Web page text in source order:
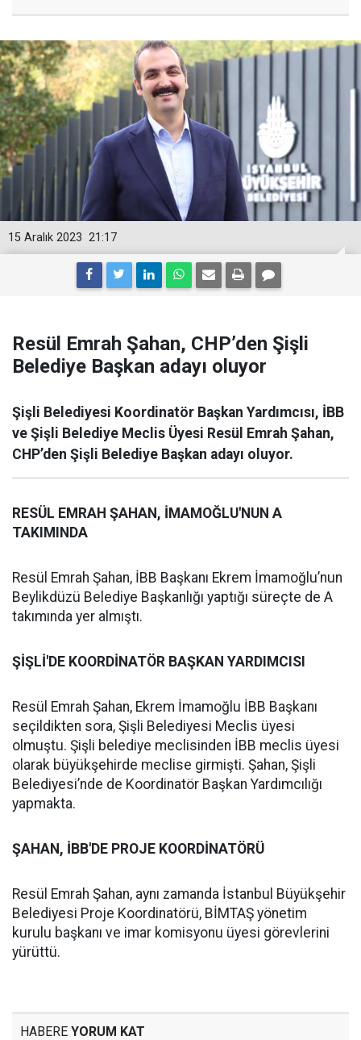
21:17
15 Aralık 2023
Resül Emrah Şahan, CHP’den Şişli
Belediye Başkan adayı oluyor
Şişli Belediyesi Koordinatör Başkan Yardımcısı, İBB
ve Şişli Belediye Meclis Üyesi Resül Emrah Şahan,
CHP’den Şişli Belediye Başkan adayı oluyor.
RESÜL EMRAH ŞAHAN, İMAMOĞLU'NUN A
TAKIMINDA
Resül Emrah Şahan, İBB Başkanı Ekrem İmamoğlu’nun
Beylikdüzü Belediye Başkanlığı yaptığı süreçte de A
takımında yer almıştı.
ŞİŞLİ'DE KOORDİNATÖR BAŞKAN YARDIMCISI
Resül Emrah Şahan, Ekrem İmamoğlu İBB Başkanı
seçildikten sora, Şişli Belediyesi Meclis üyesi
olmuştu. Şişli belediye meclisinden İBB meclis üyesi
olarak büyükşehirde meclise girmişti. Şahan, Şişli
Belediyesi’nde de Koordinatör Başkan Yardımcılığı
yapmakta.
ŞAHAN, İBB'DE PROJE KOORDİNATÖRÜ
Resül Emrah Şahan, aynı zamanda İstanbul Büyükşehir
Belediyesi Proje Koordinatörü, BİMTAŞ yönetim
kurulu başkanı ve imar komisyonu üyesi görevlerini
yürüttü.
HABERE YORUM KAT